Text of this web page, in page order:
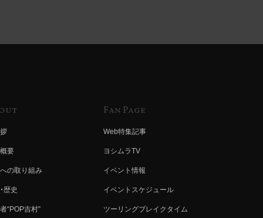
要
の取り組み
歴史
“POP吉村”
Fan Page
Web特集記事
ヨシムラTV
イベント情報
イベントスケジュール
ツーリングブレイクタイム